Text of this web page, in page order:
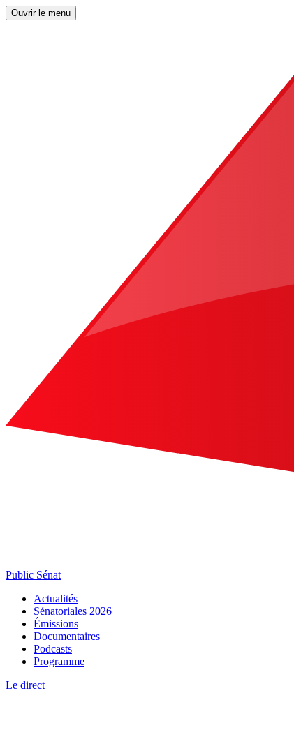
Ouvrir le menu
Public Sénat
Actualités
Sénatoriales 2026
Émissions
Documentaires
Podcasts
Programme
Le direct